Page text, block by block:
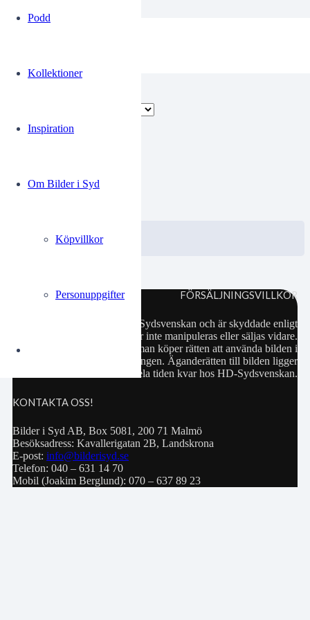
Podd
Kollektioner
Inspiration
Om Bilder i Syd
Köpvillkor
Personuppgifter
0.00kr
Välj alternativ
FÖRSÄLJNINGSVILLKOR
Samtliga bilder hör till HD-Sydsvenskan och är skyddade enligt
upphovsrättslagen. De får inte manipuleras eller säljas vidare.
Köp av bild innebär att man köper rätten att använda bilden i
privat bruk eller för publiceringen. Äganderätten till bilden ligger
hela tiden kvar hos HD-Sydsvenskan.
KONTAKTA OSS!
Bilder i Syd AB, Box 5081, 200 71 Malmö
Besöksadress: Kavallerigatan 2B, Landskrona
E-post: info@bilderisyd.se
Telefon: 040 – 631 14 70
Mobil (Joakim Berglund): 070 – 637 89 23